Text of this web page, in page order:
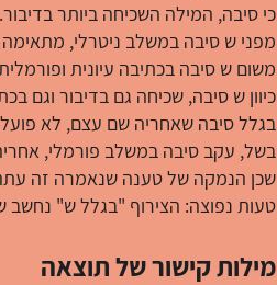
כי סיבה, המילה השכיחה ביותר
מפני ש סיבה במשלב ניטרלי,
משום ש סיבה בכתיבה עיונית
כיוון ש סיבה, שכיחה גם בדיבור וגם
בגלל סיבה שאחריה שם עצם, לא
בשל, עקב סיבה במשלב פורמלי,
שכן הנמקה של טענה שנאמרה זה
טעות נפוצה: הצירוף "בגלל ש" נחשב
מילות קישור של תוצאה